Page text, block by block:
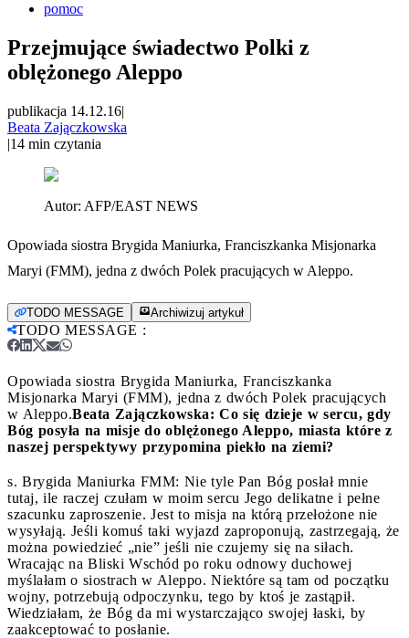
pomoc
Przejmujące świadectwo Polki z
oblężonego Aleppo
publikacja 14.12.16|
Beata Zajączkowska
|14 min czytania
Autor: AFP/EAST NEWS
Opowiada siostra Brygida Maniurka, Franciszkanka Misjonarka
Maryi (FMM), jedna z dwóch Polek pracujących w Aleppo.
TODO MESSAGE Archiwizuj artykuł
TODO MESSAGE :
Opowiada siostra Brygida Maniurka, Franciszkanka
Misjonarka Maryi (FMM), jedna z dwóch Polek pracujących
w Aleppo.Beata Zajączkowska: Co się dzieje w sercu, gdy
Bóg posyła na misje do oblężonego Aleppo, miasta które z
naszej perspektywy przypomina piekło na ziemi?
s. Brygida Maniurka FMM: Nie tyle Pan Bóg posłał mnie
tutaj, ile raczej czułam w moim sercu Jego delikatne i pełne
szacunku zaproszenie. Jest to misja na którą przełożone nie
wysyłają. Jeśli komuś taki wyjazd zaproponują, zastrzegają, że
można powiedzieć „nie” jeśli nie czujemy się na siłach.
Wracając na Bliski Wschód po roku odnowy duchowej
myślałam o siostrach w Aleppo. Niektóre są tam od początku
wojny, potrzebują odpoczynku, tego by ktoś je zastąpił.
Wiedziałam, że Bóg da mi wystarczająco swojej łaski, by
zaakceptować to posłanie.